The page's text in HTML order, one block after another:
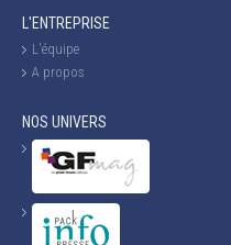
L'ENTREPRISE
L'équipe
A propos
NOS UNIVERS